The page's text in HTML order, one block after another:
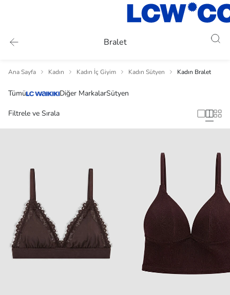
Bralet
Ana Sayfa Kadın Kadın İç Giyim Kadın Sütyen Kadın Bralet
Tümü Diğer MarkalarSütyen
Filtrele ve Sırala